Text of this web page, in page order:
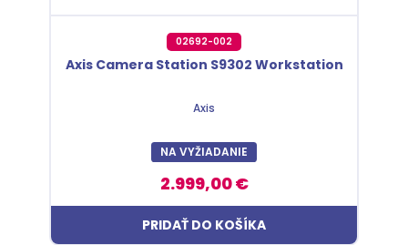
02692-002
Axis Camera Station S9302 Workstation
Axis
NA VYŽIADANIE
2.999,00 €
PRIDAŤ DO KOŠÍKA